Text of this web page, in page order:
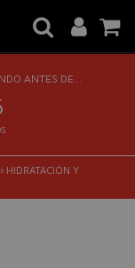
ANTES DE...
› HIDRATACIÓN Y